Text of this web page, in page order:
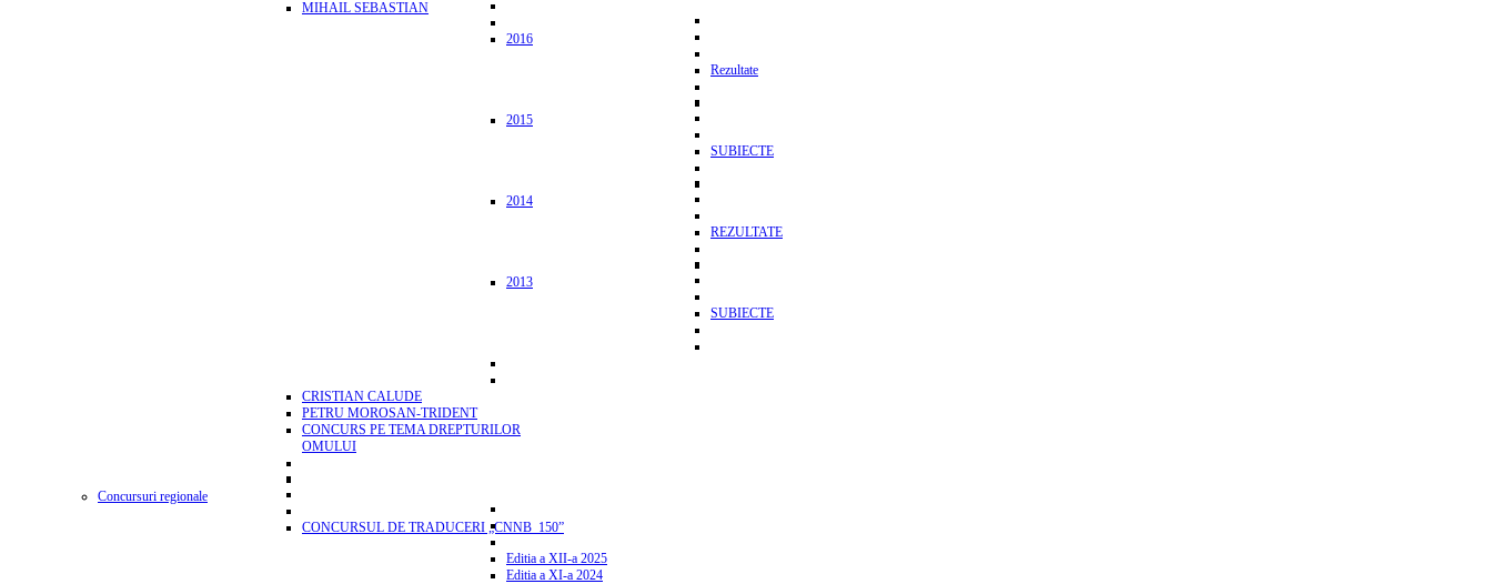
MIHAIL SEBASTIAN
2016
Rezultate
2015
SUBIECTE
2014
REZULTATE
2013
SUBIECTE
CRISTIAN CALUDE
PETRU MOROSAN-TRIDENT
CONCURS PE TEMA DREPTURILOR
OMULUI
Concursuri regionale
CONCURSUL DE TRADUCERI „CNNB_150”
Editia a XII-a 2025
Editia a XI-a 2024